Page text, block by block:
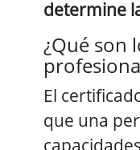
determine
¿Qué son
El
que una